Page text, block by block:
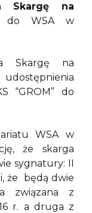
Skargę na
do WSA w
Skargę na
“GROM” do
WSA w
że skarga
sygnatury: II
że będą dwie
związana z
r. a druga z